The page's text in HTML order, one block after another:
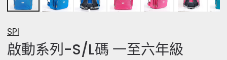
SPI
啟動系列-S/L碼 一至六年級